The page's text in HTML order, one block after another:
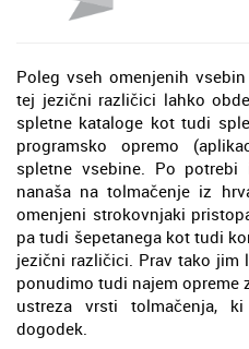
Poleg vseh omenjenih
tej jezični različici lahko
spletne kataloge kot tudi
programsko opremo
spletne vsebine. Po
nanaša na tolmačenje iz
omenjeni strokovnjaki
pa tudi šepetanega kot tudi
jezični različici. Prav tako
ponudimo tudi najem opreme
ustreza vrsti tolmačenja,
dogodek.